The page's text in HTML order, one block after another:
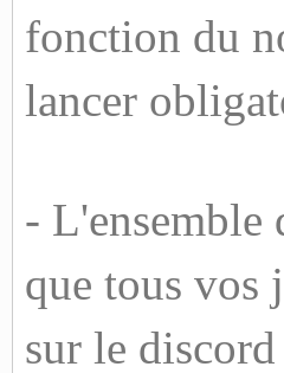
fonction du
lancer
- L'ensemble
que tous vos
sur le